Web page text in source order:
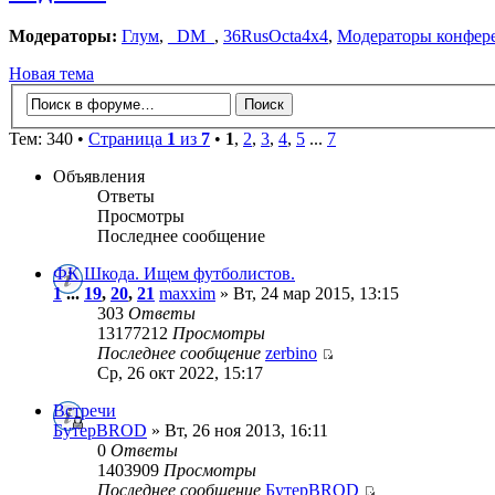
Модераторы: Глум, _DM_ , 36RusOcta4x4, Модераторы
Новая тема
Тем: 340 • Страница 1 из 7 • 1, 2, 3, 4, 5 ... 7
Объявления
Ответы
Просмотры
Последнее сообщение
ФК Шкода. Ищем футболистов.
1... 19, 20, 21 maxxim » Вт, 24 мар 2015, 13:15
303 Ответы
13177212 Просмотры
Последнее сообщение zerbino
Ср, 26 окт 2022, 15:17
Встречи
БутерBROD » Вт, 26 ноя 2013, 16:11
0 Ответы
1403909 Просмотры
Последнее сообщение БутерBROD